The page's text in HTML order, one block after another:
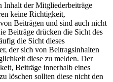
Inhalt der Mitgliederbeiträge
keine Richtigkeit,
Beiträgen und sind auch nicht
Beiträge drücken die Sicht des
die Sicht dieses
der sich von Beitragsinhalten
diese zu melden. Der
Beiträge innerhalb eines
löschen sollten diese nicht den